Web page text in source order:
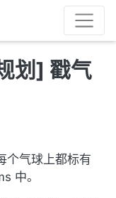
划] 戳气
个气球上都标有
中。